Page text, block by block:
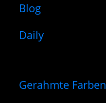
Blog
Daily
Gerahmte Farben